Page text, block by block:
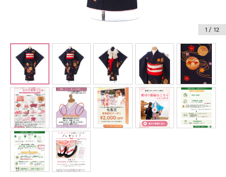
ジュニア着物レンタル
ジュニア洋装レンタル
ベビー洋装レンタル
紋付袴レンタル
留袖レンタル
男性礼装レンタル
1 / 12